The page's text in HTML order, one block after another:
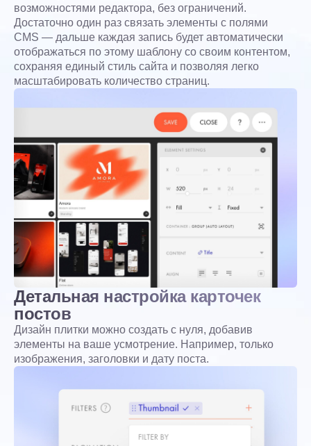
возможностями редактора, без ограничений.
Достаточно один раз связать элементы с полями
CMS — дальше каждая запись будет автоматически
отображаться по этому шаблону со своим контентом,
сохраняя единый стиль сайта и позволяя легко
масштабировать количество страниц.
Детальная настройка карточек
постов
Дизайн плитки можно создать с нуля, добавив
элементы на ваше усмотрение. Например, только
изображения, заголовки и дату поста.